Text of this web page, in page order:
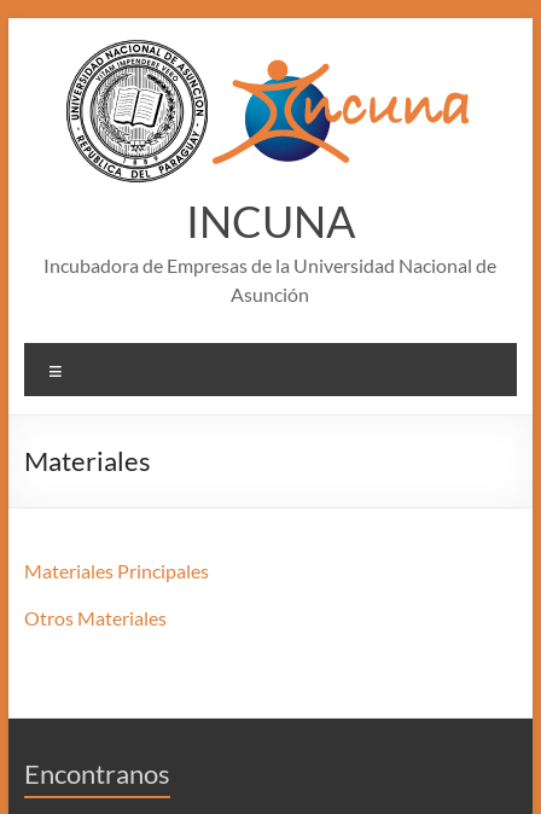
content
INCUNA
Incubadora de Empresas de la Universidad Nacional de
Asunción
Materiales
Materiales Principales
Otros Materiales
Encontranos